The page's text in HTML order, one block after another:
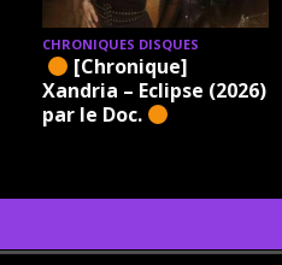
CHRONIQUES DISQUES
[Chronique]
Xandria – Eclipse (2026)
par le Doc.